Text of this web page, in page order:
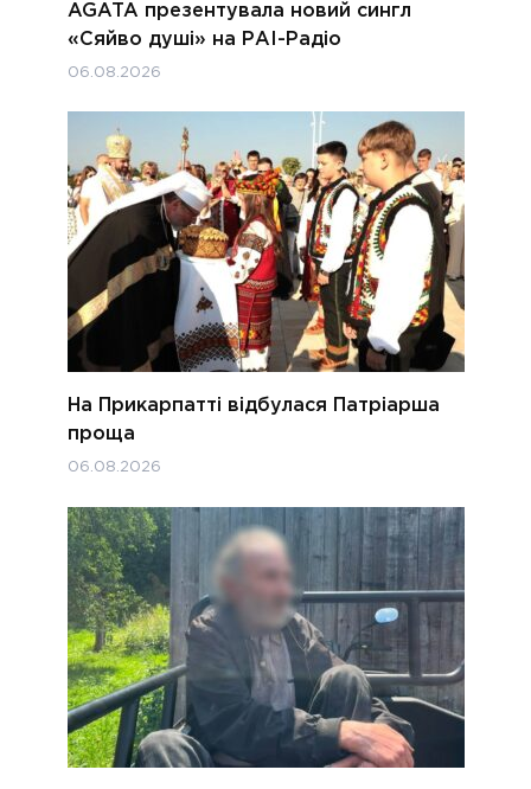
AGATA презентувала новий сингл
«Сяйво душі» на РАІ-Радіо
06.08.2026
На Прикарпатті відбулася Патріарша
проща
06.08.2026